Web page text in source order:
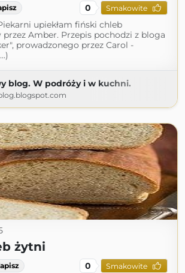
0 Smakowite
upiekłam fiński chleb
Amber. Przepis pochodzi z bloga
prowadzonego przez Carol -
blog. W podróży i w kuchni.
żytni
0 Smakowite